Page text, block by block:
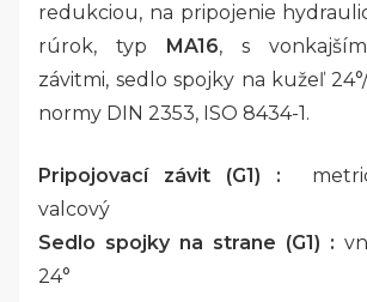
redukciou, na pripojenie
rúrok, typ
MA16, s
závitmi, sedlo spojky na kužeľ
normy DIN 2353, ISO 8434-1.
Pripojovací závit (G1) :
valcový
Sedlo spojky na strane (G1) :
24°